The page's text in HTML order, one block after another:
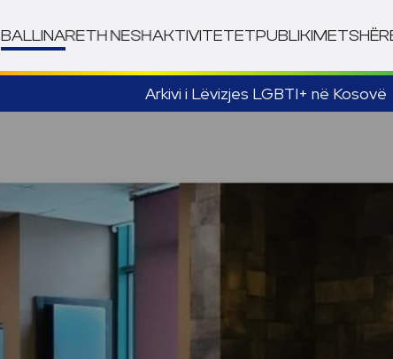
BALLINARETH NESHAKTIVITETETPUBLIKIMET
Arkivi i Lëvizjes LGBTI+ në Kosovë